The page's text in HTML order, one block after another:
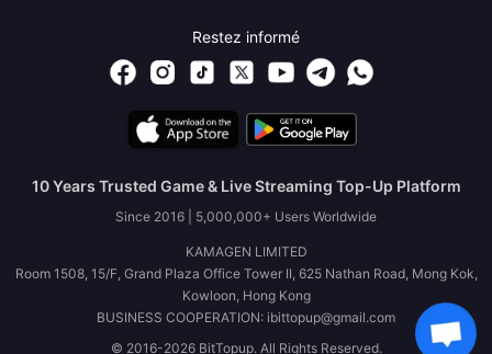
Restez informé
10 Years Trusted Game & Live Streaming Top-Up Platform
Since 2016 | 5,000,000+ Users Worldwide
KAMAGEN LIMITED
Room 1508, 15/F, Grand Plaza Office Tower II, 625 Nathan Road, Mong Kok,
Kowloon, Hong Kong
BUSINESS COOPERATION: ibittopup@gmail.com
© 2016-2026 BitTopup. All Rights Reserved.